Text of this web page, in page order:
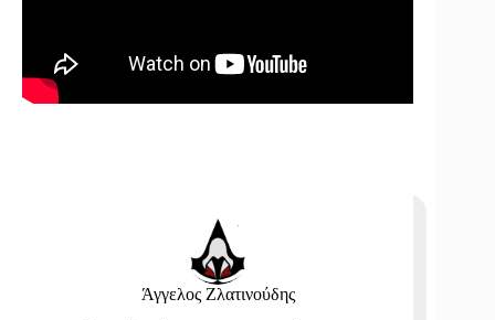
Άγγελος Ζλατινούδης